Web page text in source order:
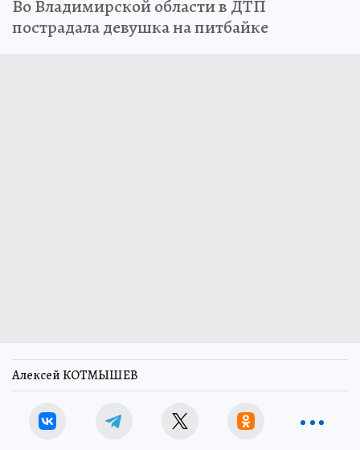
Во Владимирской области в ДТП
пострадала девушка на питбайке
Алексей КОТМЫШЕВ